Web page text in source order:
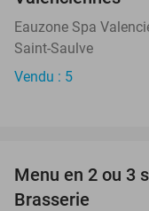
Eauzone Spa
Saint-Saulve
Vendu : 5
Menu en 2 ou 3
Brasserie